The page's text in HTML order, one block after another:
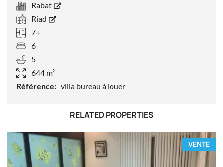
Rabat
Riad
7+
6
5
644 m²
Référence: villa bureau à louer
RELATED PROPERTIES
VENTE